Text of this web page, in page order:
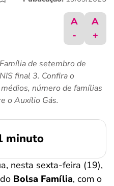
A
-
A
+
de setembro de
final 3. Confira o
número de famílias
o Auxílio Gás.
minuto
nesta sexta-feira (19),
Bolsa Família, com o